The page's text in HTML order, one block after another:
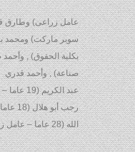
صناعة) , وأحمد قدري
عبد
رجب
الله (28 عاما – عامل زراعي) وجميعهم مقيمون بأبوحمص.